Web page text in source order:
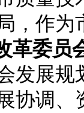
，作为
革委员
发展
协调